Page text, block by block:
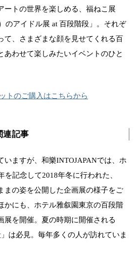
ートの世界を楽しめる、福ねこ展
のアイドル展 at 百段階段」。それぞ
て、さまざまな顔を見せてくれる百
あわせて楽しみたいイベントのひと
トのご購入はこちらから
連記事
いますが、和樂INTOJAPANでは、ホ
を記念して2018年冬に行われた、
まの姿を公開した企画展の様子をご
かにも、ホテル雅叙園東京の百段階
展を開催。夏の時期に開催される
は必見。毎年多くの人が訪れていま